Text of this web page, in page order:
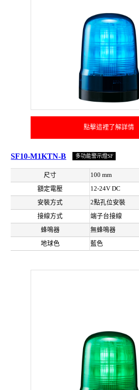
點擊這裡了解詳情
SF10-M1KTN-B 多功能警示燈SF
尺寸
100 mm
額定電壓
12-24V DC
安裝方式
2點孔位安裝
接線方式
端子台接線
蜂鳴器
無蜂鳴器
地球色
藍色